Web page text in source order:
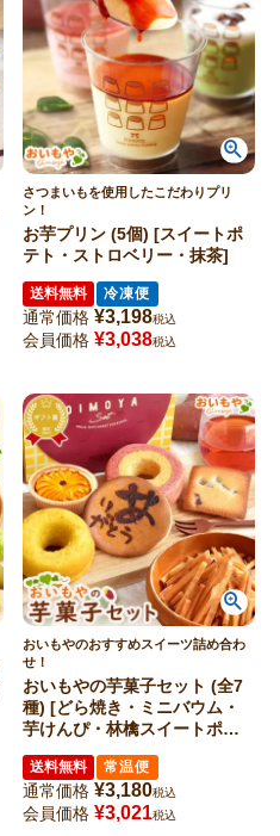
さつまいもを使用したこだわりプリ
ン！
お芋プリン (5個) [スイートポ
テト・ストロベリー・抹茶]
送料無料 冷凍便
通常価格 ¥3,198税込
会員価格 ¥3,038税込
おいもやのおすすめスイーツ詰め合わ
せ！
おいもやの芋菓子セット (全7
種) [どら焼き・ミニバウム・
芋けんぴ・林檎スイートポテ
ト・イモンシェ・ドーナツ・
紅茶]
送料無料 常温便
通常価格 ¥3,180税込
会員価格 ¥3,021税込